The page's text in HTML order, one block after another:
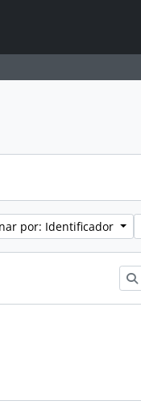
por: Identificador